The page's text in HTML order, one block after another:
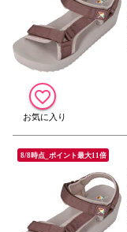
8/8時点_ポイント最大11倍